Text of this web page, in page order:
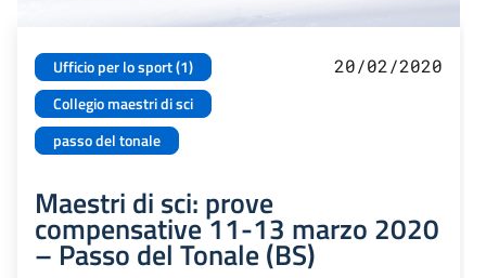
Ufficio per lo sport (1)
Collegio maestri di sci
passo del tonale
20/02/2020
Maestri di sci: prove
compensative 11-13 marzo 2020
– Passo del Tonale (BS)